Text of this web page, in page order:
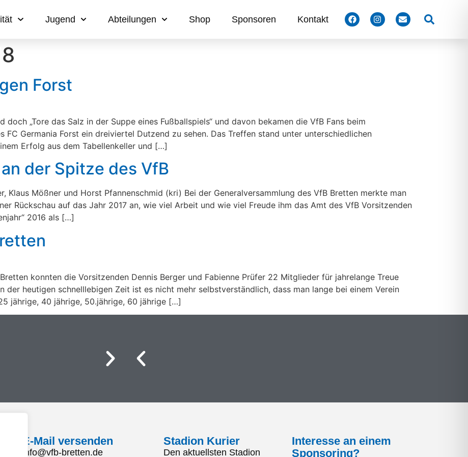
Jugend Abteilungen Shop Sponsoren Kontakt Suchen
Forst
„Tore das Salz in der Suppe eines Fußballspiels“ und davon bekamen die VfB Fans beim
Germania Forst ein dreiviertel Dutzend zu sehen. Das Treffen stand unter unterschiedlichen
Erfolg aus dem Tabellenkeller und […]
der Spitze des VfB
Klaus Mößner und Horst Pfannenschmid (kri) Bei der Generalversammlung des VfB Bretten merkte man
Rückschau auf das Jahr 2017 an, wie viel Arbeit und wie viel Freude ihm das Amt des VfB Vorsitzenden
2016 als […]
konnten die Vorsitzenden Dennis Berger und Fabienne Prüfer 22 Mitglieder für jahrelange Treue
der heutigen schnelllebigen Zeit ist es nicht mehr selbstverständlich, dass man lange bei einem Verein
jährige, 40 jährige, 50.jährige, 60 jährige […]
E-Mail versenden
info@vfb-bretten.de
Stadion Kurier
Den aktuellsten Stadion
Interesse an einem
Sponsoring?